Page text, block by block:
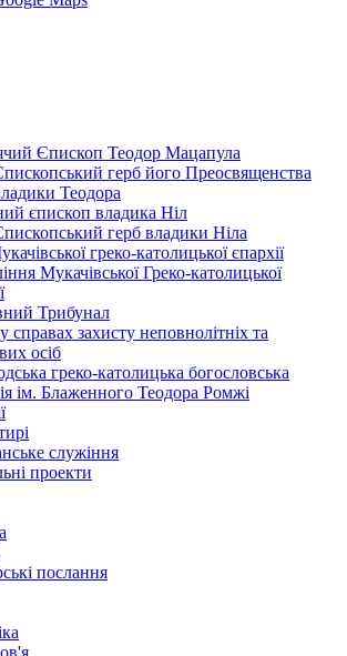
Єпископ Теодор Мацапула
герб його Преосвященства
Теодора
єпископ владика Ніл
герб владики Ніла
греко-католицької єпархії
Мукачівської Греко-католицької
Трибунал
справах захисту неповнолітніх та
осіб
греко-католицька богословська
ім. Блаженного Теодора Ромжі
служіння
проекти
послання